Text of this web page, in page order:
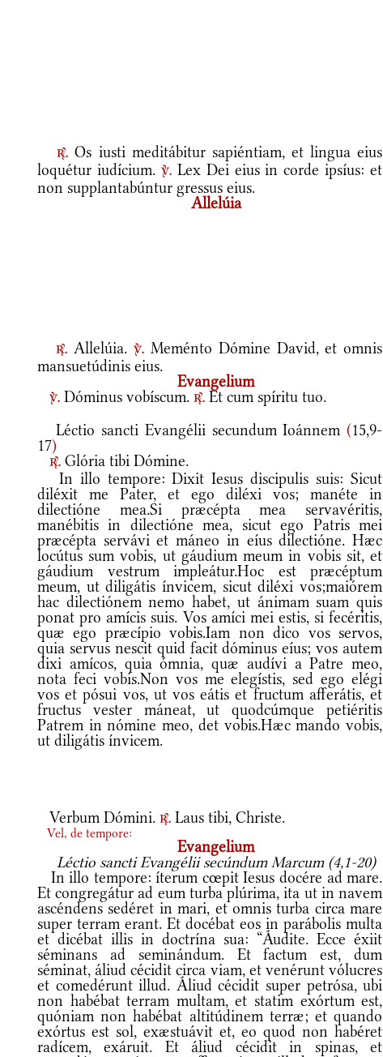
r. Os iusti meditábitur sapiéntiam, et lingua eius
loquétur iudícium. v.Lex Dei eius in corde ipsíus: et
non supplantabúntur gressus eius.
Allelúia
r. Allelúia.v. Meménto Dómine David, et omnis
mansuetúdinis eius.
Evangelium
v. Dóminus vobíscum. r. Et cum spíritu tuo.
Léctio sancti Evangélii secundum Ioánnem(15,9-
17)
r. Glória tibi Dómine.
In illo tempore: Dixit Iesus discipulis suis: Sicut
diléxit me Pater, et ego diléxi vos; manéte in
dilectióne mea.Si præcépta mea servavéritis,
manébitis in dilectióne mea, sicut ego Patris mei
præcépta servávi et máneo in eíus dilectióne. Hæc
locútus sum vobis, ut gáudium meum in vobis sit, et
gáudium vestrum impleátur.Hoc est præcéptum
meum, ut diligátis ínvicem, sicut diléxi vos;maiórem
hac dilectiónem nemo habet, ut ánimam suam quis
ponat pro amícis suis. Vos amíci mei estis, si fecéritis,
quæ ego præcípio vobis.Iam non dico vos servos,
quia servus nescit quid facit dóminus eíus; vos autem
dixi amícos, quia ómnia, quæ audívi a Patre meo,
nota feci vobis.Non vos me elegístis, sed ego elégi
vos et pósui vos, ut vos eátis et fructum afferátis, et
fructus vester máneat, ut quodcúmque petiéritis
Patrem in nómine meo, det vobis.Hæc mando vobis,
ut diligátis ínvicem.
Verbum Dómini. r. Laus tibi, Christe.
Vel, de tempore:
Evangelium
Léctio sancti Evangélii secúndum Marcum (4,1-20)
In illo tempore: íterum cœpit Iesus docére ad mare.
Et congregátur ad eum turba plúrima, ita ut in navem
ascéndens sedéret in mari, et omnis turba circa mare
super terram erant. Et docébat eos in parábolis multa
et dicébat illis in doctrína sua: “Áudite. Ecce éxiit
séminans ad seminándum. Et factum est, dum
séminat, áliud cécidit circa viam, et venérunt vólucres
et comedérunt illud. Áliud cécidit super petrósa, ubi
non habébat terram multam, et statim exórtum est,
quóniam non habébat altitúdinem terræ; et quando
exórtus est sol, exæstuávit et, eo quod non habéret
radícem, exáruit. Et áliud cécidit in spinas, et